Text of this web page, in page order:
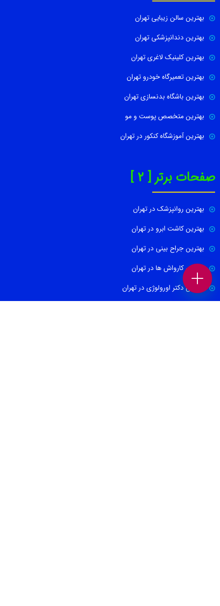
بهترین سالن زیبایی تهران
بهترین دندانپزشکی تهران
بهترین کلینیک لاغری تهران
بهترین تعمیرگاه خودرو تهران
بهترین باشگاه بدنسازی تهران
بهترین متخصص پوست و مو
بهترین آموزشگاه کنکور در تهران
صفحات برتر [ 2 ]
بهترین روانپزشک در تهران
بهترین کاشت ابرو در تهران
بهترین جراح بینی در تهران
بهترین کارواش ها در تهران
بهترین دکتر اورولوژی در تهران